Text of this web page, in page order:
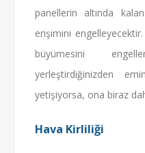
panellerin altında
erişimini
büyümesini
yerleştirdiğinizden
yetişiyorsa, ona biraz
Hava Kirliliği